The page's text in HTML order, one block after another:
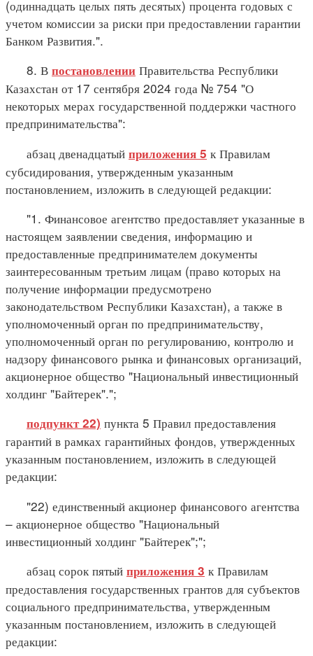
(одиннадцать целых пять десятых) процента годовых с
учетом комиссии за риски при предоставлении гарантии
Банком Развития.".
8. В постановлении Правительства Республики
Казахстан от 17 сентября 2024 года № 754 "О
некоторых мерах государственной поддержки частного
предпринимательства":
абзац двенадцатый приложения 5 к Правилам
субсидирования, утвержденным указанным
постановлением, изложить в следующей редакции:
"1. Финансовое агентство предоставляет указанные в
настоящем заявлении сведения, информацию и
предоставленные предпринимателем документы
заинтересованным третьим лицам (право которых на
получение информации предусмотрено
законодательством Республики Казахстан), а также в
уполномоченный орган по предпринимательству,
уполномоченный орган по регулированию, контролю и
надзору финансового рынка и финансовых организаций,
акционерное общество "Национальный инвестиционный
холдинг "Байтерек".";
подпункт 22) пункта 5 Правил предоставления
гарантий в рамках гарантийных фондов, утвержденных
указанным постановлением, изложить в следующей
редакции:
"22) единственный акционер финансового агентства
– акционерное общество "Национальный
инвестиционный холдинг "Байтерек";";
абзац сорок пятый приложения 3 к Правилам
предоставления государственных грантов для субъектов
социального предпринимательства, утвержденным
указанным постановлением, изложить в следующей
редакции: